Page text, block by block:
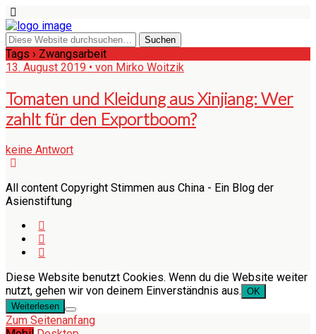
Tags › Zwangsarbeit
13. August 2019 • von Mirko Woitzik
Tomaten und Kleidung aus Xinjiang: Wer
zahlt für den Exportboom?
keine Antwort
All content Copyright Stimmen aus China - Ein Blog der
Asienstiftung
Diese Website benutzt Cookies. Wenn du die Website weiter
nutzt, gehen wir von deinem Einverständnis aus. OK
Weiterlesen
Zum Seitenanfang